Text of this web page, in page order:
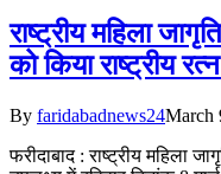
राष्ट्रीय महिला
को किया राष्ट्रीय
By faridabadnews24March
फरीदाबाद : राष्ट्रीय महिला